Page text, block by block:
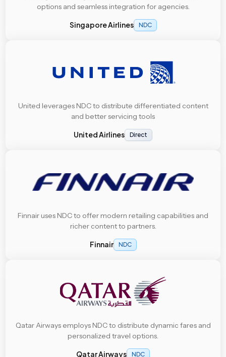
options and seamless integration for agencies.
Singapore Airlines NDC
United leverages NDC to distribute differentiated content
and better servicing tools
United Airlines Direct
Finnair uses NDC to offer modern retailing capabilities and
richer content to partners.
Finnair NDC
Qatar Airways employs NDC to distribute dynamic fares and
personalized travel options.
Qatar Airways NDC